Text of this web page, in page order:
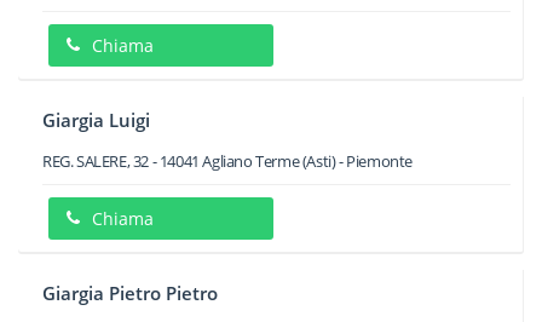
Chiama
Giargia Luigi
REG. SALERE, 32-14041 Agliano Terme(Asti) -Piemonte
Chiama
Giargia Pietro Pietro